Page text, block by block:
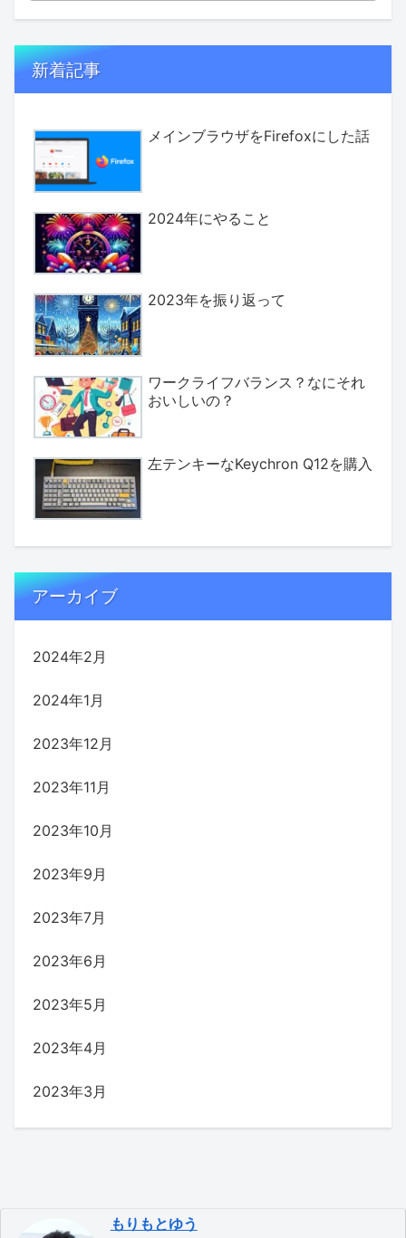
新着記事
メインブラウザをFirefoxにした話
2024年にやること
2023年を振り返って
ワークライフバランス？なにそれ
おいしいの？
左テンキーなKeychron Q12を購入
アーカイブ
2024年2月
2024年1月
2023年12月
2023年11月
2023年10月
2023年9月
2023年7月
2023年6月
2023年5月
2023年4月
2023年3月
もりもとゆう